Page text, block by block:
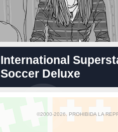
International
Soccer Deluxe
©2000-2026. PROHIBIDA LA